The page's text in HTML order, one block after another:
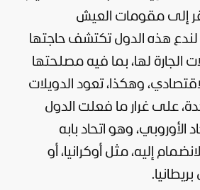
إلى مقومات العيش
لندع هذه الدول تكتشف حاجتها
الجارة لها، بما فيه مصلحتها
وهكذا، تعود الدويلات
على غرار ما فعلت الدول
الأوروبي، وهو اتحاد بابه
إليه، مثل أوكرانيا، أو